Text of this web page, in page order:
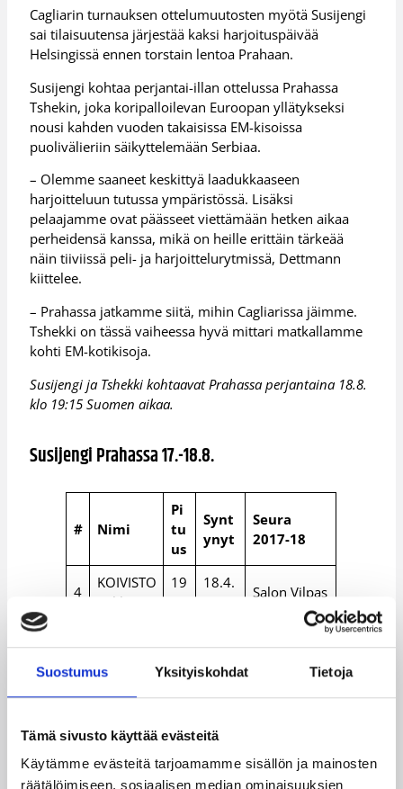
Suostumus Yksityiskohdat Tietoja
Tämä sivusto käyttää evästeitä
Käytämme evästeitä tarjoamamme sisällön ja mainosten
räätälöimiseen, sosiaalisen median ominaisuuksien
Cagliarin turnauksen ottelumuutosten myötä Susijengi
sai tilaisuutensa järjestää kaksi harjoituspäivää
Helsingissä ennen torstain lentoa Prahaan.
Susijengi kohtaa perjantai-illan ottelussa Prahassa
Tshekin, joka koripalloilevan Euroopan yllätykseksi
nousi kahden vuoden takaisissa EM-kisoissa
puolivälieriin säikyttelemään Serbiaa.
– Olemme saaneet keskittyä laadukkaaseen
harjoitteluun tutussa ympäristössä. Lisäksi
pelaajamme ovat päässeet viettämään hetken aikaa
perheidensä kanssa, mikä on heille erittäin tärkeää
näin tiiviissä peli- ja harjoittelurytmissä, Dettmann
kiittelee.
– Prahassa jatkamme siitä, mihin Cagliarissa jäimme.
Tshekki on tässä vaiheessa hyvä mittari matkallamme
kohti EM-kotikisoja.
Susijengi ja Tshekki kohtaavat Prahassa perjantaina 18.8.
klo 19:15 Suomen aikaa.
Susijengi Prahassa 17.-18.8.
# Nimi
Pi
tu
us
Synt
ynyt
Seura
2017-18
4
KOIVISTO
Mikko
19
18.4.
Salon Vilpas
5
HUFF
19
5.5.1
8
LEE
20
23.1
1.19
Maccabi